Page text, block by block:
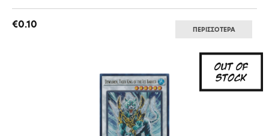
€0.10 ΠΕΡΙΣΣΟΤΕΡΑ